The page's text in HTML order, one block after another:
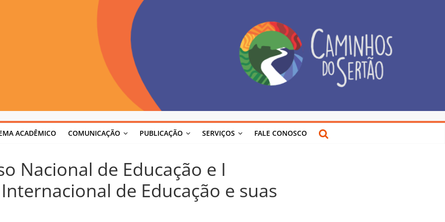
ACADÊMICO COMUNICAÇÃO PUBLICAÇÃO SERVIÇOS FALE CONOSCO
Nacional de Educação e I
de Educação e suas